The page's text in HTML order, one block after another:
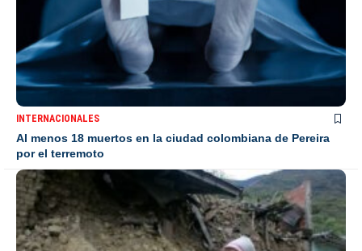
INTERNACIONALES
Al menos 18 muertos en la ciudad colombiana de Pereira
por el terremoto